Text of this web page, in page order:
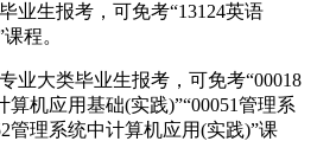
生报考，可免考“13124英语
程。
大类毕业生报考，可免考“00018
算机应用基础(实践)”“00051管理系
管理系统中计算机应用(实践)”课